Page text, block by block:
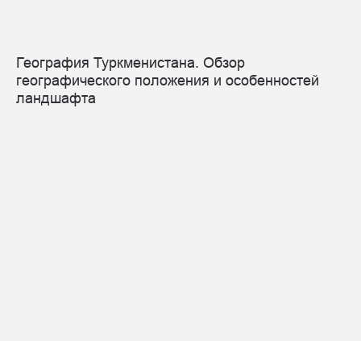
География Туркменистана. Обзор
географического положения и особенностей
ландшафта